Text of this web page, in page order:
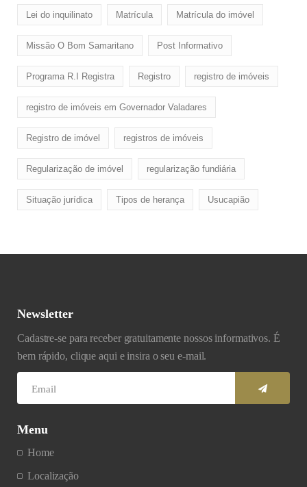
Lei do inquilinato Matrícula Matrícula do imóvel
Missão O Bom Samaritano Post Informativo
Programa R.I Registra Registro registro de imóveis
registro de imóveis em Governador Valadares
Registro de imóvel registros de imóveis
Regularização de imóvel regularização fundiária
Situação jurídica Tipos de herança Usucapião
Newsletter
Cadastre-se para receber gratuitamente nossos informativos. É
bem rápido, clique aqui e insira o seu e-mail.
Menu
Home
Localização